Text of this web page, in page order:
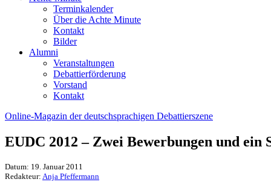
Terminkalender
Über die Achte Minute
Kontakt
Bilder
Alumni
Veranstaltungen
Debattierförderung
Vorstand
Kontakt
Online-Magazin der deutschsprachigen Debattierszene
EUDC 2012 – Zwei Bewerbungen und ein
Datum: 19. Januar 2011
Redakteur: Anja Pfeffermann